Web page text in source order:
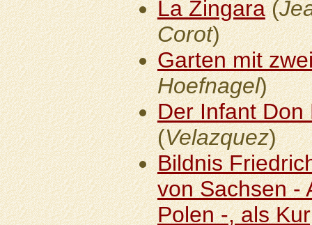
La Zingara(
Corot)
Garten mit
Hoefnagel)
Der Infant Don
(Velazquez)
Bildnis
von Sachsen -
Polen -, als